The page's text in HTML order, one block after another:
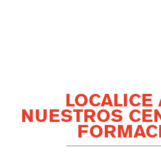
LOCALICE
NUESTROS